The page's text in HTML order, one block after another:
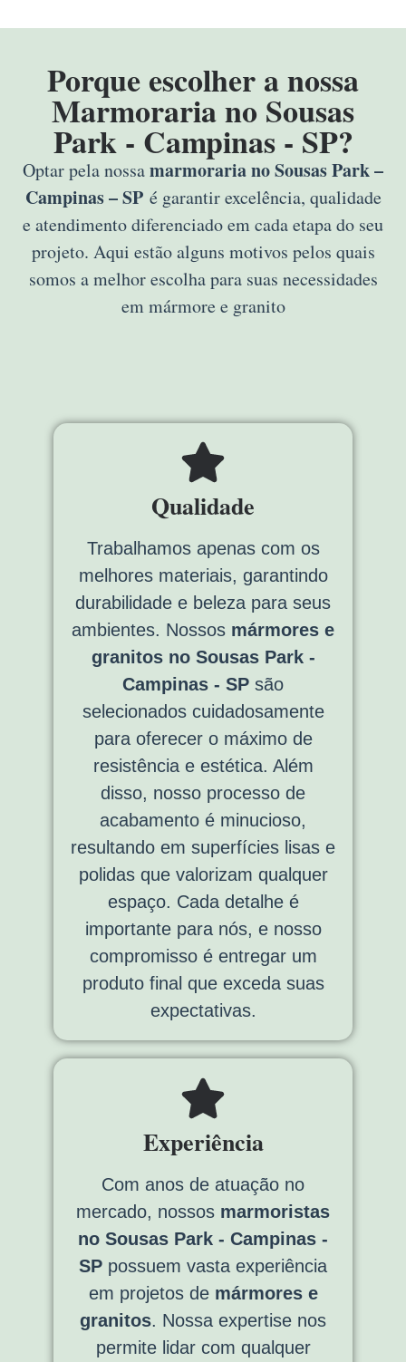
Porque escolher a nossa
Marmoraria no Sousas
Park - Campinas - SP?
Optar pela nossamarmoraria no Sousas Park –
Campinas – SPé garantir excelência, qualidade
e atendimento diferenciado em cada etapa do seu
projeto. Aqui estão alguns motivos pelos quais
somos a melhor escolha para suas necessidades
em mármore e granito
Qualidade
Trabalhamos apenas com os
melhores materiais, garantindo
durabilidade e beleza para seus
ambientes. Nossos mármores e
granitos no Sousas Park -
Campinas - SP são
selecionados cuidadosamente
para oferecer o máximo de
resistência e estética. Além
disso, nosso processo de
acabamento é minucioso,
resultando em superfícies lisas e
polidas que valorizam qualquer
espaço. Cada detalhe é
importante para nós, e nosso
compromisso é entregar um
produto final que exceda suas
expectativas.
Experiência
Com anos de atuação no
mercado, nossos marmoristas
no Sousas Park - Campinas -
SP possuem vasta experiência
em projetos de mármores e
granitos. Nossa expertise nos
permite lidar com qualquer